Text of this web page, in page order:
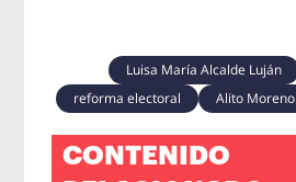
Luisa María Alcalde Luján
reforma electoral
Alito Moreno
CONTENIDO